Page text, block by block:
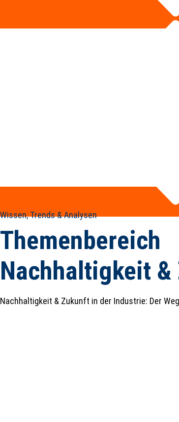
Wissen, Trends & Analysen
Themenbereich
Nachhaltigkeit
Nachhaltigkeit & Zukunft in der Industrie: Der